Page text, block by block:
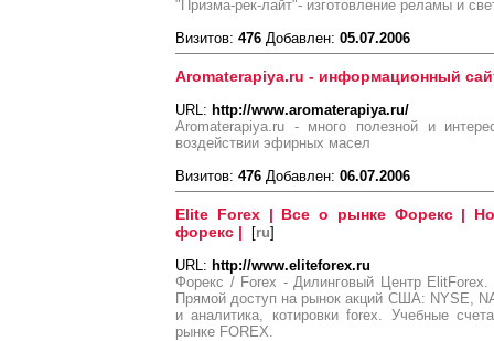
"Призма-рек-лайт"- изготовление реламы и
Визитов: 476 Добавлен: 05.07.2006
Aromaterapiya.ru - информационный
URL: http://www.aromaterapiya.ru/
Aromaterapiya.ru - много полезной и
воздействии эфирных масел
Визитов: 476 Добавлен: 06.07.2006
Elite Forex | Все о рынке Форекс |
форекс | [ru]
URL: http://www.eliteforex.ru
Форекс / Forex - Дилинговый Центр ElitForex.
Прямой доступ на рынок акций США: NYSE,
и аналитика, котировки forex. Учебные
рынке FOREX.